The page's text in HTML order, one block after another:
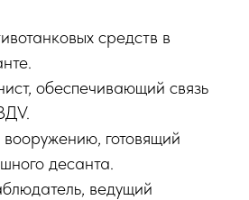
средств в
обеспечивающий связь
готовящий
десанта.
ведущий